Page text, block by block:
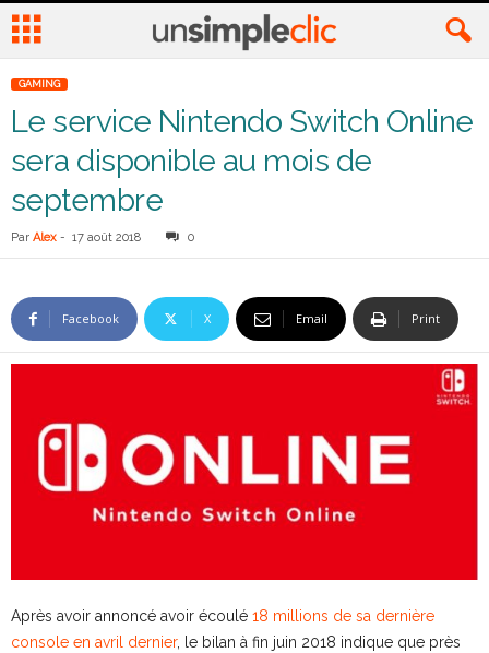
GAMING
Le service Nintendo Switch Online
sera disponible au mois de
septembre
Par Alex - 17 août 2018 0
Facebook X Email Print
Après avoir annoncé avoir écoulé 18 millions de sa dernière
console en avril dernier, le bilan à fin juin 2018 indique que près